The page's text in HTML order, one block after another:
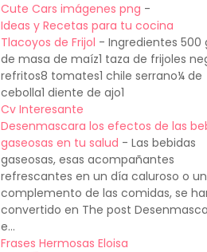
Cute Cars imágenes png -
Ideas y Recetas para tu cocina
Tlacoyos de Frijol - Ingredientes 500
de masa de maíz1 taza de frijoles
refritos8 tomates1 chile serrano¼ de
cebolla1 diente de ajo1
Cv Interesante
Desenmascara los efectos de las
gaseosas en tu salud - Las bebidas
gaseosas, esas acompañantes
refrescantes en un día caluroso o un
complemento de las comidas, se
convertido en The post
e...
Frases Hermosas Eloisa